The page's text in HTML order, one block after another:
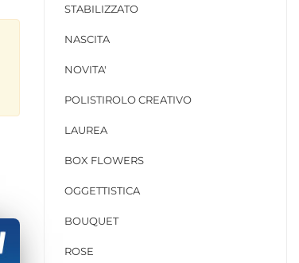
STABILIZZATO
NASCITA
NOVITA'
POLISTIROLO CREATIVO
LAUREA
BOX FLOWERS
OGGETTISTICA
BOUQUET
ROSE